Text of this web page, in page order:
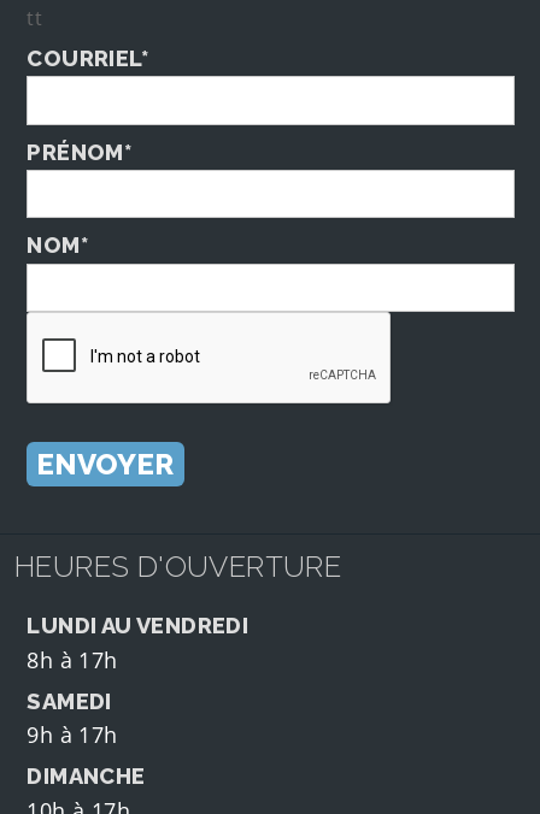
tt
COURRIEL*
PRÉNOM*
NOM*
HEURES D'OUVERTURE
LUNDI AU VENDREDI
8h à 17h
SAMEDI
9h à 17h
DIMANCHE